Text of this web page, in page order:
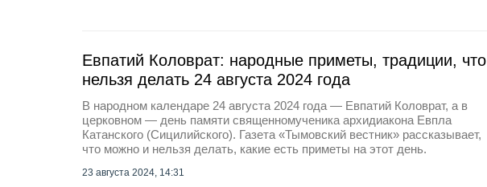
Евпатий Коловрат: народные приметы, традиции, что
нельзя делать 24 августа 2024 года
В народном календаре 24 августа 2024 года — Евпатий Коловрат, а в
церковном — день памяти священномученика архидиакона Евпла
Катанского (Сицилийского). Газета «Тымовский вестник» рассказывает,
что можно и нельзя делать, какие есть приметы на этот день.
23 августа 2024, 14:31